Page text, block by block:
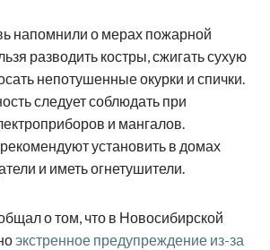
напомнили о мерах пожарной
разводить костры, сжигать сухую
непотушенные окурки и спички.
следует соблюдать при
и мангалов.
установить в домах
и иметь огнетушители.
о том, что в Новосибирской
экстренное предупреждение из-за